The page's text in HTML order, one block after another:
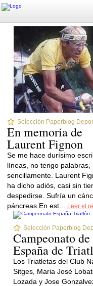
Selección Paperblog
En memoria de
Laurent Fignon
Se me hace durísimo
líneas, no tengo palabras,
sencillamente. Laurent
ha dicho adiós, casi sin
despedirse. Sufría un
páncreas.En est...
Leer el
Selección Paperblog
Campeonato de
España de
Los Triatletas del Club
Sitges, Maria José
Lozada y Jose